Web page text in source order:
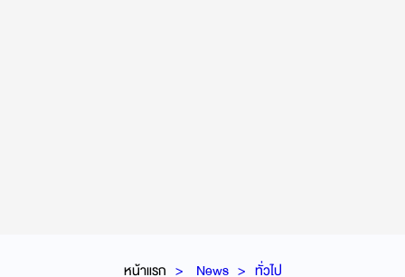
หน้าแรก News ทั่วไป